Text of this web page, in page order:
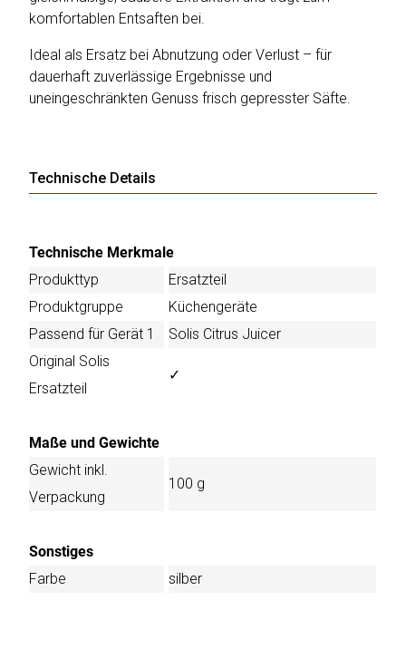
Katalog
erstellen
erstellen
komfortablen Entsaften bei.
Ideal als Ersatz bei Abnutzung oder Verlust – für
dauerhaft zuverlässige Ergebnisse und
uneingeschränkten Genuss frisch gepresster Säfte.
Technische Details
Technische Merkmale
Produkttyp
Ersatzteil
Produktgruppe
Küchengeräte
Passend für Gerät 1
Solis Citrus Juicer
Original Solis
Ersatzteil
✓
Maße und Gewichte
Gewicht inkl.
Verpackung
100 g
Sonstiges
Farbe
silber